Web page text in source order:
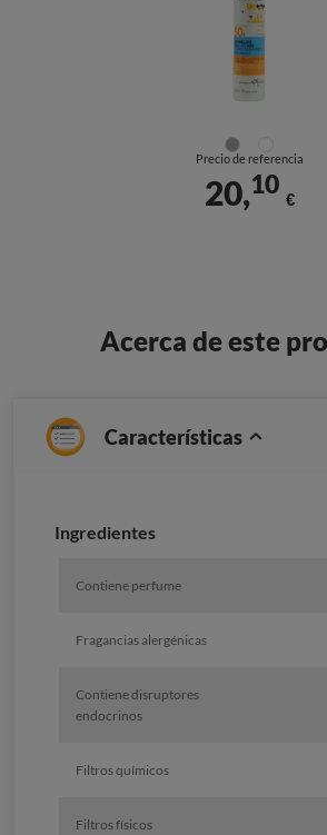
Precio de referencia
20,10
€
Acerca de este
Características
Ingredientes
Contiene perfume
Fragancias alergénicas
Contiene disruptores
endocrinos
Filtros químicos
Filtros físicos